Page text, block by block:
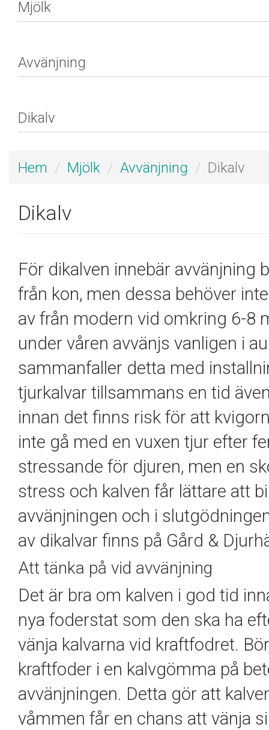
Hem Mjölk Avvänjning Dikalv
Dikalv
För dikalven innebär avvänjning
från kon, men dessa behöver
av från modern vid omkring 6-8
under våren avvänjs vanligen i
sammanfaller detta med
tjurkalvar tillsammans en tid
innan det finns risk för att
inte gå med en vuxen tjur efter
stressande för djuren, men en
stress och kalven får lättare att
avvänjningen och i
av dikalvar finns på Gård &
Att tänka på vid avvänjning
Det är bra om kalven i god tid
nya foderstat som den ska ha
vänja kalvarna vid kraftfodret.
kraftfoder i en kalvgömma på
avvänjningen. Detta gör att
våmmen får en chans att vänja